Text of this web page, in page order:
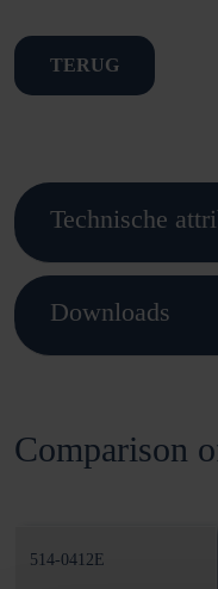
TERUG
Technische
Downloads
Comparison
514-0412E